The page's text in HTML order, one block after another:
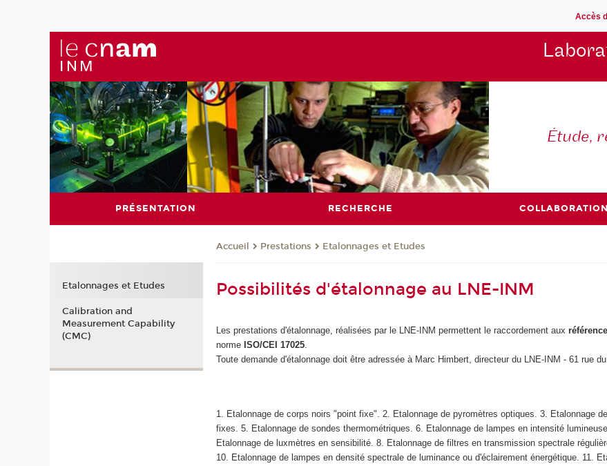
Accès
Étude,
PRÉSENTATION RECHERCHE
Accueil Prestations Etalonnages et Etudes
Possibilités d'étalonnage au LNE-INM
Les prestations d'étalonnage, réalisées par le LNE-INM permettent le raccordement aux
norme ISO/CEI 17025
Toute demande d'étalonnage doit être adressée à Marc Himbert, directeur du LNE-INM - 61 rue
1. Etalonnage de corps noirs "point fixe". 2. Etalonnage de pyromètres optiques. 3. Etalonnage
fixes. 5. Etalonnage de sondes thermométriques. 6. Etalonnage de lampes en intensité
Etalonnage de luxmètres en sensibilité. 8. Etalonnage de filtres en transmission spectrale
10. Etalonnage de lampes en densité spectrale de luminance ou d'éclairement énergétique. 11.
Etalonnages et Etudes
Calibration and
Measurement Capability
(CMC)